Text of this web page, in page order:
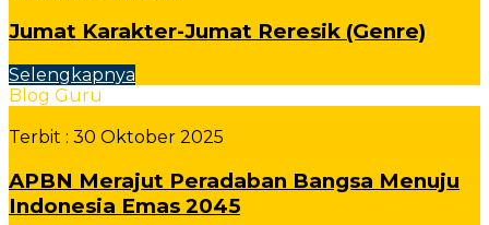
Jumat Karakter-Jumat Reresik (Genre)
Selengkapnya
Blog Guru
Terbit : 30 Oktober 2025
APBN Merajut Peradaban Bangsa Menuju
Indonesia Emas 2045